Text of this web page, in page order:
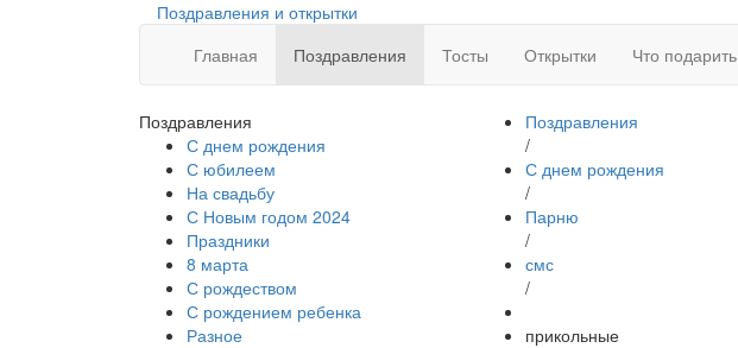
Поздравления и открытки
Главная
Поздравления Тосты Открытки Что подарить
Поздравления
С днем рождения
С юбилеем
На свадьбу
С Новым годом 2024
Праздники
8 марта
С рождеством
С рождением ребенка
Разное
Поздравления
/
С днем рождения
/
Парню
/
смс
/
прикольные